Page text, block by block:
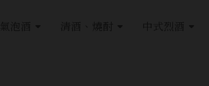
泡酒 清酒、燒酎 中式烈酒